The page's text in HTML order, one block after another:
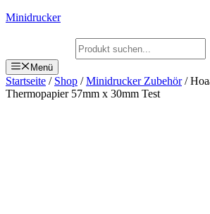
Zum
Minidrucker
Suchen
Menü
Startseite / Shop /Minidrucker Zubehör/
Thermopapier 57mm x 30mm Test